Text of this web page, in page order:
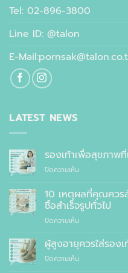
Tel: 02-896-3800
Line ID: @talon
E-
LATEST NEWS
รองเท้าเพื่อสุขภาพ
ปิดความเห็นบน
เพื่อ
สุขภาพ
ที่
แพทย์
10 เหตุผลที่คุณควร
ซื้อสำเร็จรูปทั่วไป
ปิดความเห็นบน
เหตุผล
คุณ
ผู้สูงอายุควรใส่รองเ
ปิดความเห็นบน